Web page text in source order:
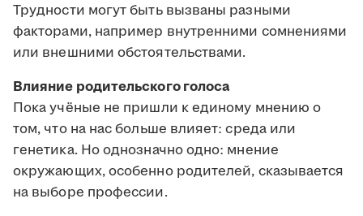
Трудности могут быть вызваны разными
факторами, например внутренними сомнениями
или внешними обстоятельствами.
Влияние родительского голоса
Пока учёные не пришли к единому мнению о
том, что на нас больше влияет: среда или
генетика. Но однозначно одно: мнение
окружающих, особенно родителей, сказывается
на выборе профессии.